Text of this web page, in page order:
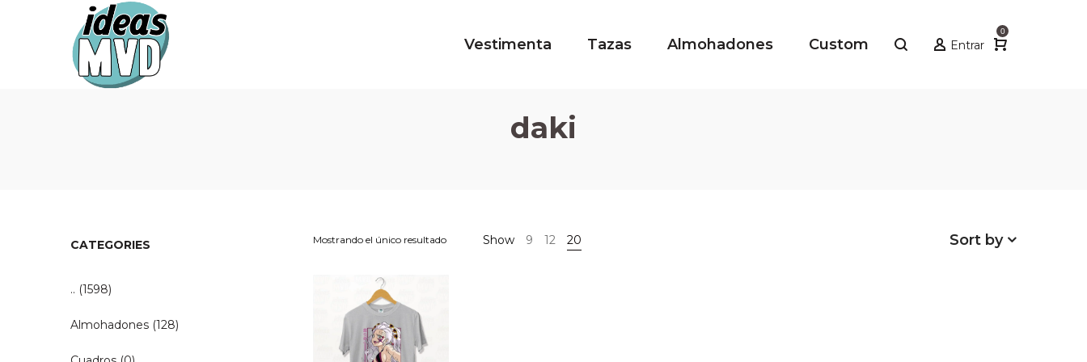
Ideas
Ideas Entrar
0
Vestimenta Tazas Almohadones Custom
daki
Mostrando el único resultado Show 9 12 20 Sort by
CATEGORIES
.. (1598)
Almohadones (128)